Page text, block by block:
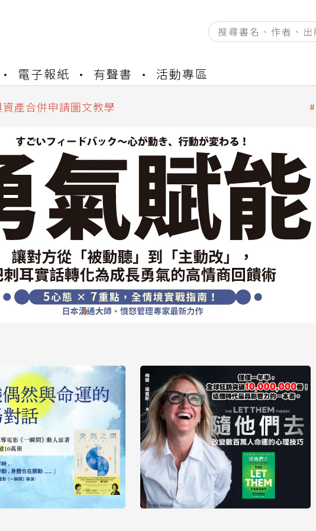
電子報紙 有聲書 活動專區
合併結果查詢